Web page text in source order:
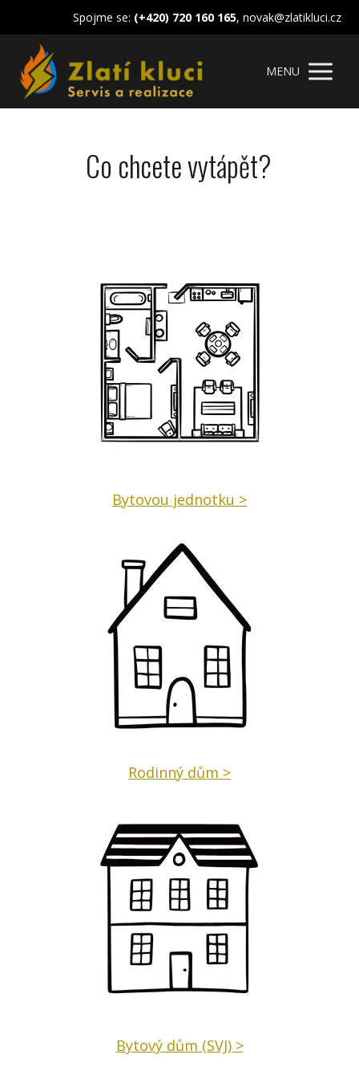
Spojme se: (+420) 720 160 165, novak@zlatikluci.cz
MENU
Co chcete vytápět?
Bytovou jednotku >
Rodinný dům >
Bytový dům (SVJ) >